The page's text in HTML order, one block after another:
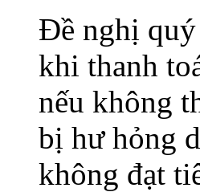
Đề nghị quý
khi thanh
nếu không
bị hư hỏng
không đạt